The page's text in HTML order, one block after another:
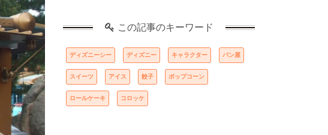
この記事のキーワード
ディズニーシー ディズニー キャラクター パン屋
スイーツ アイス 餃子 ポップコーン
ロールケーキ コロッケ